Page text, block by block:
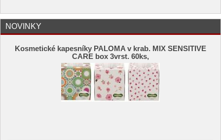
NOVINKY
Kosmetické kapesníky PALOMA v krab. MIX SENSITIVE
CARE box 3vrst. 60ks,